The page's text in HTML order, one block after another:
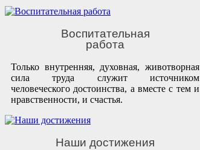
Воспитательная
работа
Только внутренняя, духовная, животворная
сила труда служит источником
человеческого достоинства, а вместе с тем и
нравственности, и счастья.
Наши достижения